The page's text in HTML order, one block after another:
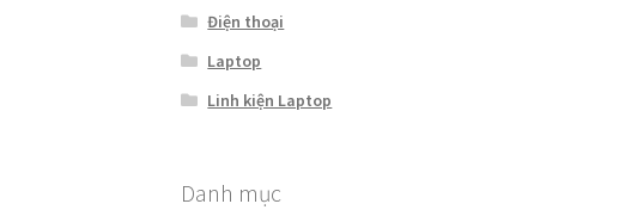
Điện thoại
Laptop
Linh kiện Laptop
Danh mục